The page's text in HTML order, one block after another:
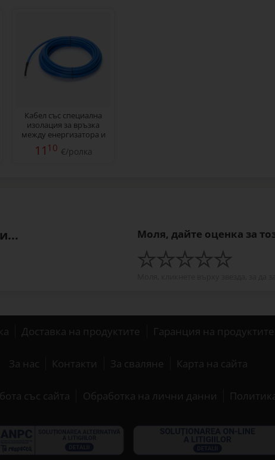
Кабел със специална
изолация за връзка
между енергизатора и
оградата, 10 м
11 10 €/ролка
Моля, дайте оценка за
Доставка на продуктите Гаранция на продуктите
За нас Контакти За сваляне Карта на сайта
със сайта Обработка на лични данни